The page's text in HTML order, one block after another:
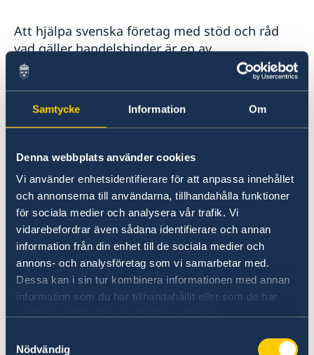
Samtycke Information Om
Denna webbplats använder cookies
Vi använder enhetsidentifierare för att anpassa innehållet
och annonserna till användarna, tillhandahålla funktioner
för sociala medier och analysera vår trafik. Vi
vidarebefordrar även sådana identifierare och annan
information från din enhet till de sociala medier och
annons- och analysföretag som vi samarbetar med.
Dessa kan i sin tur kombinera informationen med annan
information som du har tillhandahållit eller som de har
Nödvändig
Att hjälpa svenska företag med stöd och råd
vad gäller handelshinder är en av
utrikesförvaltningens viktigaste uppgifter.
Har du eller ditt företag stött på ett
handelshinder?
Maila oss på adressen du hittar i sidfoten.
Ange:
datum
namn/företag
bransch
vilket problemet är
Mer information
SOLVIT – ett nätverk för problemlösning där
problem som beror på att bestämmelserna för